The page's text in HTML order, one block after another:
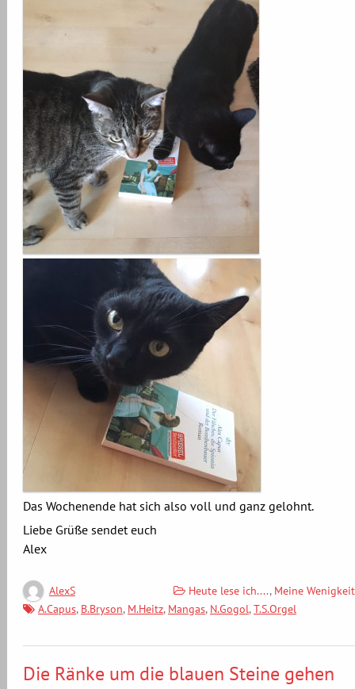
Das Wochenende hat sich also voll und ganz gelohnt.
Liebe Grüße sendet euch
Alex
AlexS Heute lese ich...., Meine Wenigkeit
A.Capus, B.Bryson, M.Heitz, Mangas, N.Gogol,T.S.Orgel
Die Ränke um die blauen Steine gehen